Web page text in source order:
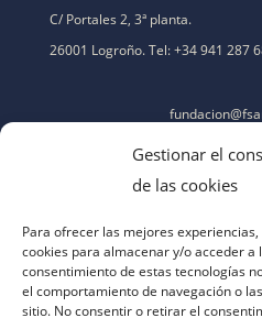
Gestionar el
de las cookies
Para ofrecer las mejores
cookies para almacenar y/o acceder a
consentimiento de estas tecnologías
el comportamiento de navegación o
sitio. No consentir o retirar el
C/ Portales 2, 3ª planta.
26001 Logroño. Tel: +34 941 287